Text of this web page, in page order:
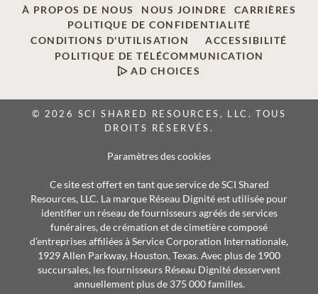
À PROPOS DE NOUS NOUS JOINDRE
CARRIÈRES
POLITIQUE DE CONFIDENTIALITÉ
CONDITIONS D'UTILISATION
ACCESSIBILITÉ
POLITIQUE DE TÉLÉCOMMUNICATION
AD CHOICES
© 2026 SCI SHARED RESOURCES, LLC. TOUS
DROITS RÉSERVÉS.
Paramètres des cookies
Ce site est offert en tant que service de SCI Shared
Resources, LLC. La marque Réseau Dignité est utilisée pour
identifier un réseau de fournisseurs agréés de services
funéraires, de crémation et de cimetière composé
d’entreprises affiliées à Service Corporation Internationale,
1929 Allen Parkway, Houston, Texas. Avec plus de 1900
succursales, les fournisseurs Réseau Dignité desservent
annuellement plus de 375 000 familles.